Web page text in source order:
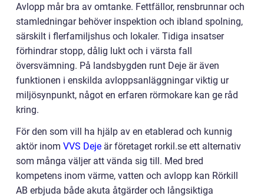
Avlopp mår bra av omtanke. Fettfällor, rensbrunnar och
stamledningar behöver inspektion och ibland spolning,
särskilt i flerfamiljshus och lokaler. Tidiga insatser
förhindrar stopp, dålig lukt och i värsta fall
översvämning. På landsbygden runt Deje är även
funktionen i enskilda avloppsanläggningar viktig ur
miljösynpunkt, något en erfaren rörmokare kan ge råd
kring.
För den som vill ha hjälp av en etablerad och kunnig
aktör inom VVS Deje är företaget rorkil.se ett alternativ
som många väljer att vända sig till. Med bred
kompetens inom värme, vatten och avlopp kan Rörkill
AB erbjuda både akuta åtgärder och långsiktiga